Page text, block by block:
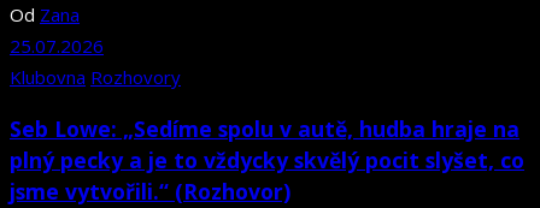
Od Zana
25.07.2026
Klubovna Rozhovory
Seb Lowe: „Sedíme spolu v autě, hudba hraje na
plný pecky a je to vždycky skvělý pocit slyšet, co
jsme vytvořili.“ (Rozhovor)